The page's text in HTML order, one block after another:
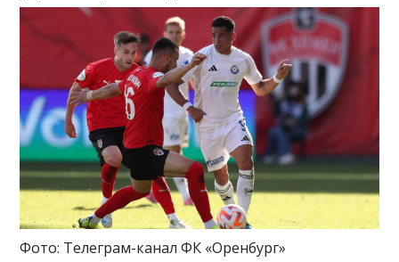
Фото: Телеграм-канал ФК «Оренбург»